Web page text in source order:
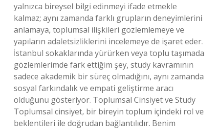
yalnızca bireysel bilgi edinmeyi ifade etmekle
kalmaz; aynı zamanda farklı grupların deneyimlerini
anlamaya, toplumsal ilişkileri gözlemlemeye ve
yapıların adaletsizliklerini incelemeye de işaret eder.
İstanbul sokaklarında yürürken veya toplu taşımada
gözlemlerimde fark ettiğim şey, study kavramının
sadece akademik bir süreç olmadığını, aynı zamanda
sosyal farkındalık ve empati geliştirme aracı
olduğunu gösteriyor. Toplumsal Cinsiyet ve Study
Toplumsal cinsiyet, bir bireyin toplum içindeki rol ve
beklentileri ile doğrudan bağlantılıdır. Benim